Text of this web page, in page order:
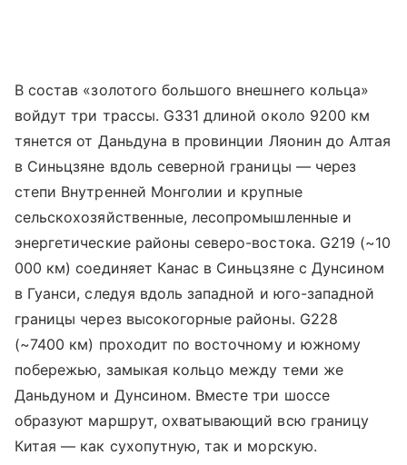
В состав «золотого большого внешнего кольца»
войдут три трассы. G331 длиной около 9200 км
тянется от Даньдуна в провинции Ляонин до Алтая
в Синьцзяне вдоль северной границы — через
степи Внутренней Монголии и крупные
сельскохозяйственные, лесопромышленные и
энергетические районы северо-востока. G219 (~10
000 км) соединяет Канас в Синьцзяне с Дунсином
в Гуанси, следуя вдоль западной и юго-западной
границы через высокогорные районы. G228
(~7400 км) проходит по восточному и южному
побережью, замыкая кольцо между теми же
Даньдуном и Дунсином. Вместе три шоссе
образуют маршрут, охватывающий всю границу
Китая — как сухопутную, так и морскую.